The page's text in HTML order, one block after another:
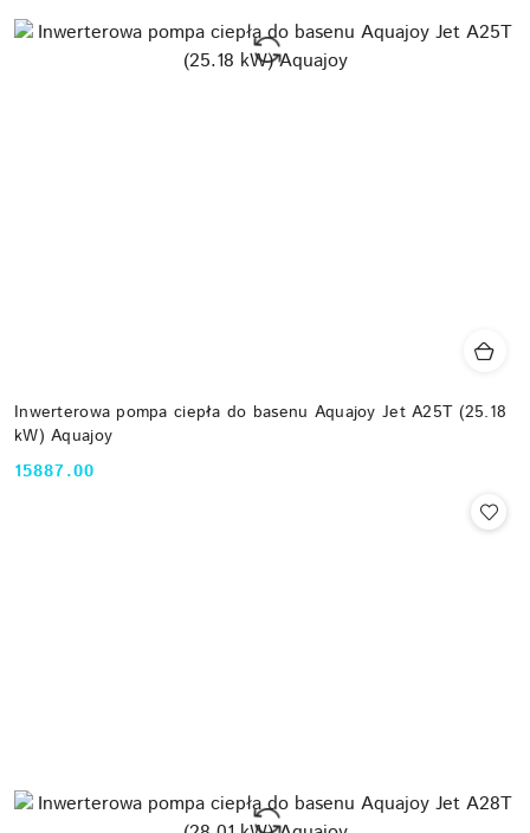
Inwerterowa pompa ciepła do basenu Aquajoy Jet A25T (25.18
kW) Aquajoy
Cena:
15887.00